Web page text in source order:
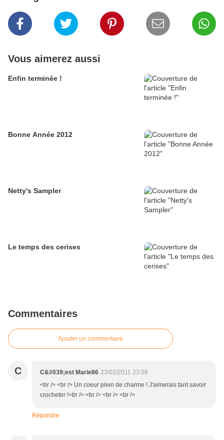
Vous aimerez aussi
Enfin terminée !
Bonne Année 2012
Netty's Sampler
Le temps des cerises
Commentaires
Ajouter un commentaire
C C&#039;est Marie86 23/02/2011 23:56
<br /> <br /> Un coeur plein de charme ! J'aimerais tant savoir
crocheter !<br /> <br /> <br /> <br />
Répondre